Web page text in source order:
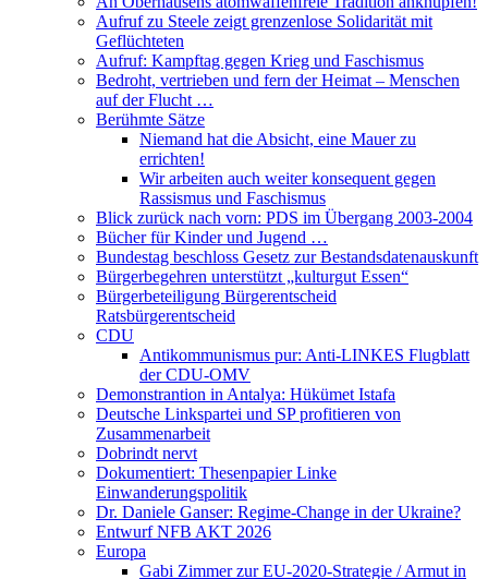
Aufruf zu Steele zeigt grenzenlose Solidarität mit
Geflüchteten
Aufruf: Kampftag gegen Krieg und Faschismus
Bedroht, vertrieben und fern der Heimat – Menschen
auf der Flucht …
Berühmte Sätze
Niemand hat die Absicht, eine Mauer zu
errichten!
Wir arbeiten auch weiter konsequent gegen
Rassismus und Faschismus
Blick zurück nach vorn: PDS im Übergang 2003-2004
Bücher für Kinder und Jugend …
Bundestag beschloss Gesetz zur Bestandsdatenauskunft
Bürgerbegehren unterstützt „kulturgut Essen“
Bürgerbeteiligung Bürgerentscheid
Ratsbürgerentscheid
CDU
Antikommunismus pur: Anti-LINKES Flugblatt
der CDU-OMV
Demonstrantion in Antalya: Hükümet Istafa
Deutsche Linkspartei und SP profitieren von
Zusammenarbeit
Dobrindt nervt
Dokumentiert: Thesenpapier Linke
Einwanderungspolitik
Dr. Daniele Ganser: Regime-Change in der Ukraine?
Entwurf NFB AKT 2026
Europa
Gabi Zimmer zur EU-2020-Strategie / Armut in